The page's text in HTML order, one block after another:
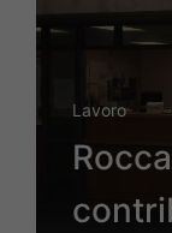
Lavoro